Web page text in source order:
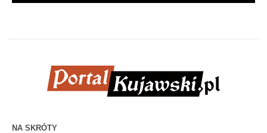
NA SKRÓTY